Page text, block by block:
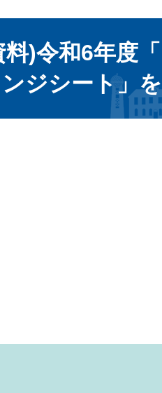
料)令和6年度
ジシート」